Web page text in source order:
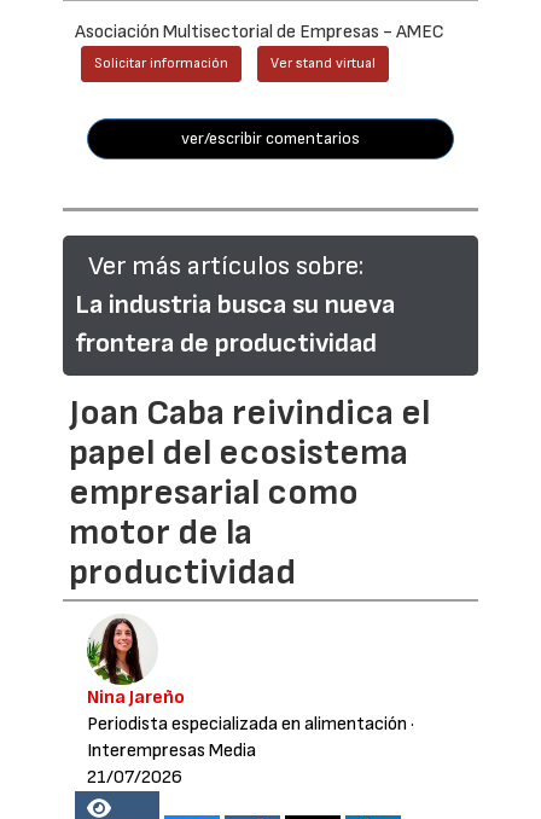
Asociación Multisectorial de Empresas - AMEC
Solicitar información Ver stand virtual
ver/escribir comentarios
Ver más artículos sobre:
La industria busca su nueva
frontera de productividad
Joan Caba reivindica el
papel del ecosistema
empresarial como
motor de la
productividad
Nina Jareño
Periodista especializada en alimentación ·
Interempresas Media
21/07/2026